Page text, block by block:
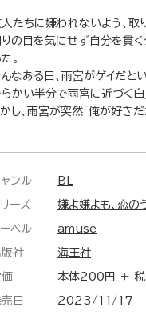
たちに嫌われないよう、取
の目を気にせず自分を貫く
。
なある日、雨宮がゲイだと
かい半分で雨宮に近づく白
し、雨宮が突然「俺が好
ンル BL
ーズ 嫌よ嫌よも、恋の
ベル amuse
社 海王社
本体200円 ＋ 税
日 2023/11/17